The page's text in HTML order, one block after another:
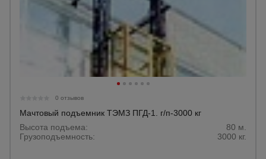
0 отзывов
Мачтовый подъемник ТЭМЗ ПГД-1. г/п-3000 кг
Высота подъема:
80 м.
Грузоподъемность:
3000 кг.
Грузоподъемное
оборудование
товаров